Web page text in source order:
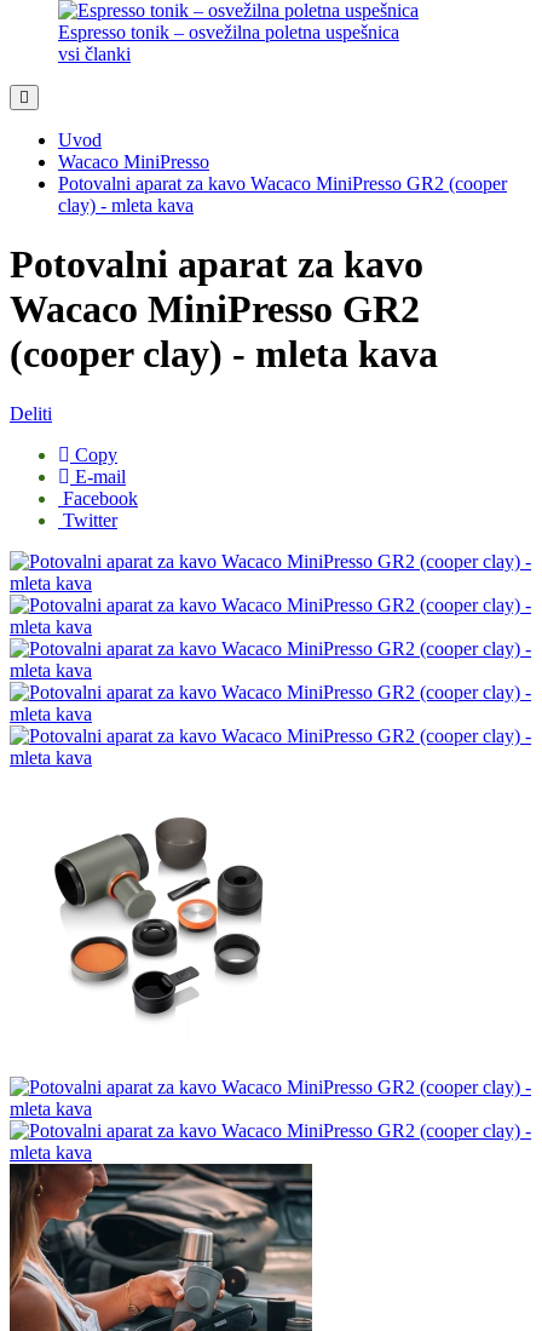
Espresso tonik – osvežilna poletna uspešnica
vsi članki
Uvod
Wacaco MiniPresso
Potovalni aparat za kavo Wacaco MiniPresso GR2 (cooper
clay) - mleta kava
Potovalni aparat za kavo
Wacaco MiniPresso GR2
(cooper clay) - mleta kava
Deliti
Copy
E-mail
Facebook
Twitter